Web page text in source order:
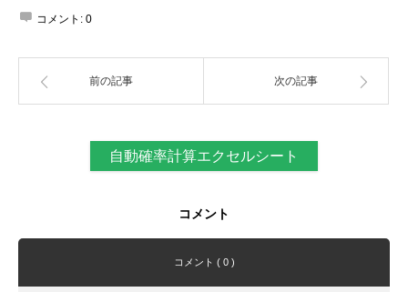
コメント: 0
前の記事 次の記事
自動確率計算エクセルシート
コメント
コメント ( 0 )